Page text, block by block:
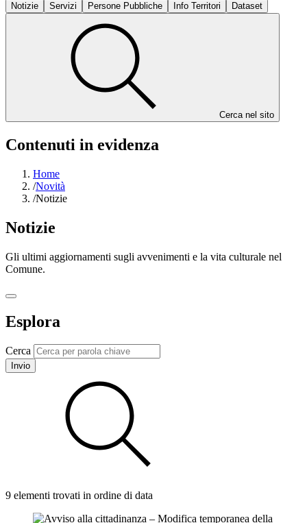
Notizie
Servizi Persone Pubbliche Info Territori Dataset
Cerca nel sito
Contenuti in evidenza
Home
/Novità
/Notizie
Notizie
Gli ultimi aggiornamenti sugli avvenimenti e la vita culturale nel
Comune.
Esplora
Cerca
Invio
9 elementi trovati in ordine di data